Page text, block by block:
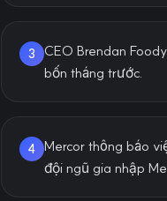
3
CEO Brendan
bốn tháng trước.
4 Mercor thông báo
đội ngũ gia nhập